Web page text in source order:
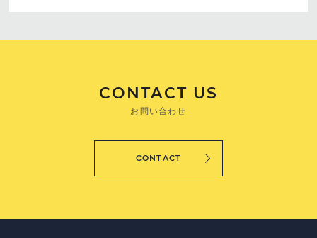
CONTACT US
お問い合わせ
CONTACT